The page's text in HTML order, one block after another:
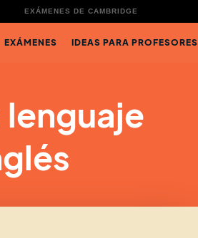
EXÁMENES DE CAMBRIDGE
EXÁMENES IDEAS PARA PROFESORES